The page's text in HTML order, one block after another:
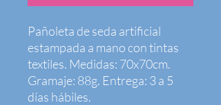
Pañoleta de seda artificial
estampada a mano con tintas
textiles. Medidas: 70x70cm.
Gramaje: 88g. Entrega: 3 a 5
días hábiles.